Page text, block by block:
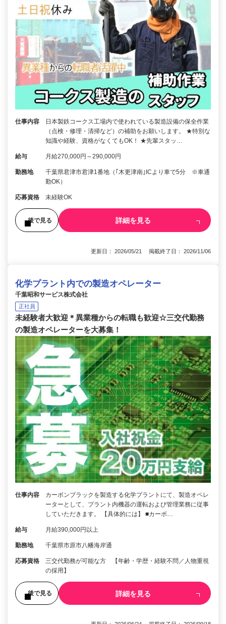
仕事内容
日本製鉄コークス工場内で使われている製造設備の保全作業
（点検・修理・清掃など）の補助をお願いします。 ★特別な
知識や経験、資格がなくてもOK！ ★先輩スタッ…
給与 月給270,000円～290,000円
勤務地
千葉県君津市君津1番地（｢木更津南｣ICより車で5分 ※車通
勤OK）
応募資格 未経験OK
後で見る 詳細を見る
更新日： 2026/05/21 掲載終了日： 2026/11/06
化学プラント内での製造オペレーター
千葉昭和サービス株式会社
正社員
未経験者大歓迎＊異業種からの転職も歓迎☆三交代勤務
の製造オペレーターを大募集！
仕事内容
カーボンブラックを製造する化学プラントにて、製造オペレ
ーターとして、プラント内機器の運転および管理業務に従事
していただきます。 【具体的には】 ■カーボ…
給与 月給390,000円以上
勤務地 千葉県市原市八幡海岸通
応募資格
三交代勤務が可能な方 【年齢・学歴・経験不問／人物重視
の採用】
後で見る 詳細を見る